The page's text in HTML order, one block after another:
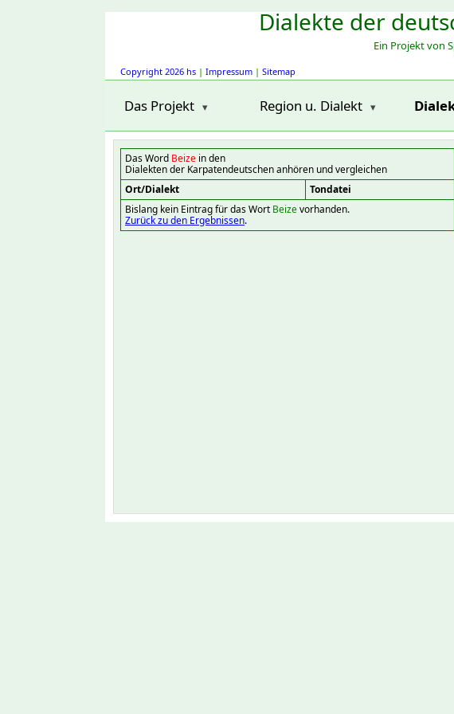
Dialekte der
Ein Projekt von
Copyright 2026 hs | Impressum | Sitemap
Das Projekt Region u. Dialekt
Das Word Beize in den
Dialekten der Karpatendeutschen anhören und vergleichen
Ort/Dialekt
Tondatei
Bislang kein Eintrag für das Wort Beizevorhanden.
Zurück zu den Ergebnissen.